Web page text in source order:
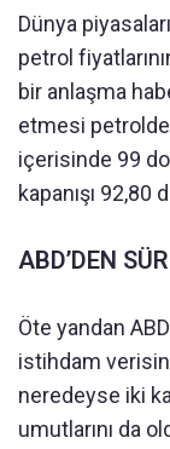
Dünya
petrol
bir anlaşma
etmesi
içerisinde 99
kapanışı
ABD’DEN
Öte yandan
istihdam
neredeyse iki
umutlarını da